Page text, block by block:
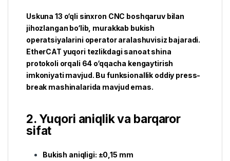
Uskuna 13 o‘qli sinxron CNC boshqaruv bilan
jihozlangan bo‘lib, murakkab bukish
operatsiyalarini operator aralashuvisiz bajaradi.
EtherCAT yuqori tezlikdagi sanoat shina
protokoli orqali 64 o‘qqacha kengaytirish
imkoniyati mavjud. Bu funksionallik oddiy press-
break mashinalarida mavjud emas.
2. Yuqori aniqlik va barqaror
sifat
Bukish aniqligi: ±0,15 mm